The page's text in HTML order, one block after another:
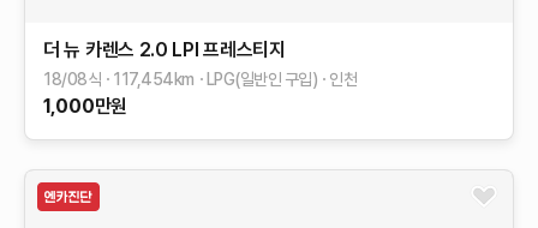
더 뉴 카렌스 2.0 LPI 프레스티지
18/08식 117,454km LPG(일반인 구입) 인천
1,000만원